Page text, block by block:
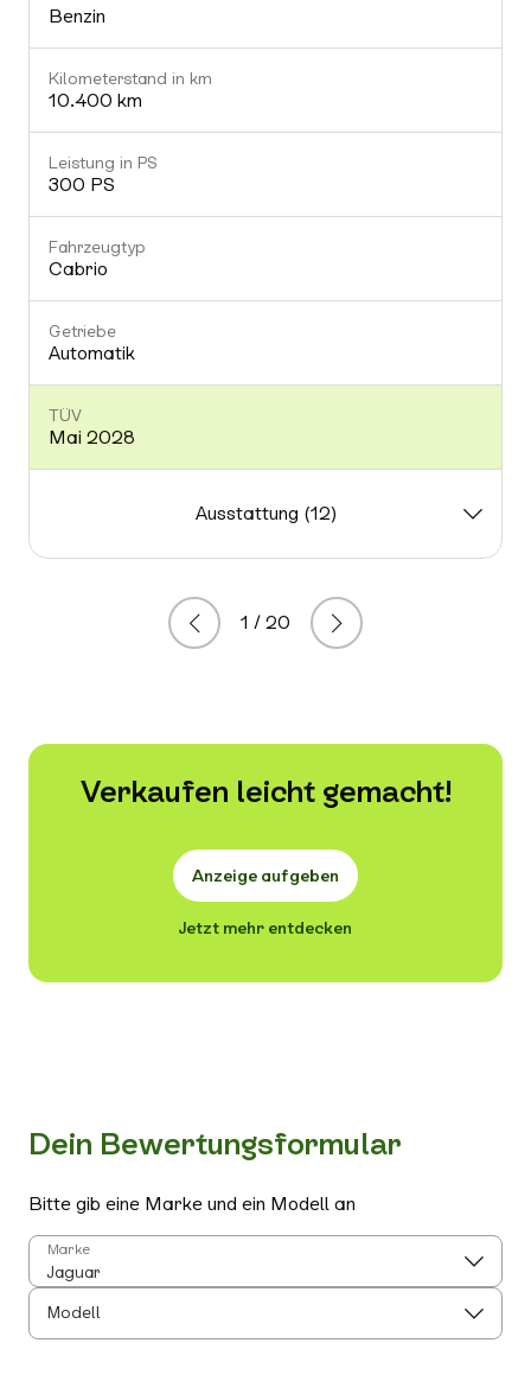
Benzin
Kilometerstand in km
10.400 km
Leistung in PS
300 PS
Fahrzeugtyp
Cabrio
Getriebe
Automatik
TÜV
Mai 2028
Ausstattung (12)
Zurück
1 / 20 Weiter
Verkaufen leicht gemacht!
Anzeige aufgeben
Jetzt mehr entdecken
Dein Bewertungsformular
Bitte gib eine Marke und ein Modell an
Marke
Modell